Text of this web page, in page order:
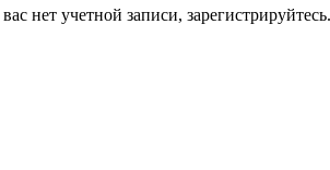
нет учетной записи, зарегистрируйтесь.